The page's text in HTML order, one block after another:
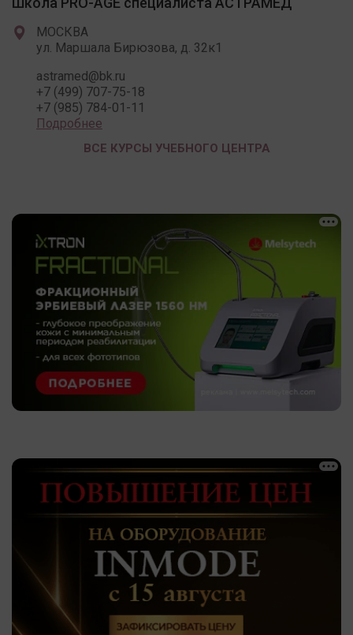
МОСКВА
ул. Маршала Бирюзова, д. 32к1
astramed@bk.ru
+7 (499) 707-75-18
+7 (985) 784-01-11
Подробнее
ВСЕ КУРСЫ УЧЕБНОГО ЦЕНТРА